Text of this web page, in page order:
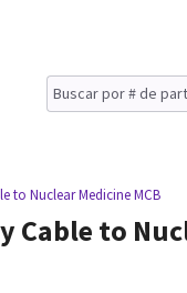
to Nuclear Medicine MCB
Cable to